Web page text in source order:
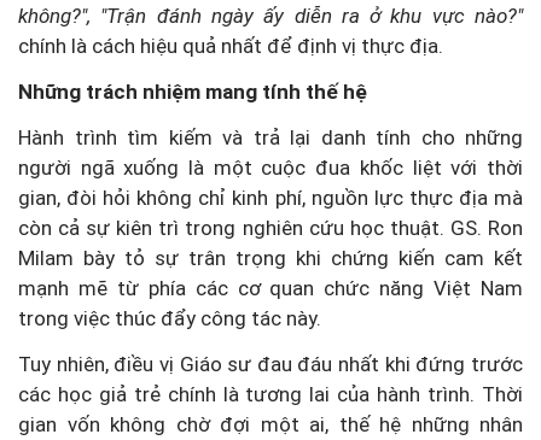
không?", "Trận đánh ngày ấy diễn ra ở khu vực nào?"
chính là cách hiệu quả nhất để định vị thực địa.
Những trách nhiệm mang tính thế hệ
Hành trình tìm kiếm và trả lại danh tính cho những
người ngã xuống là một cuộc đua khốc liệt với thời
gian, đòi hỏi không chỉ kinh phí, nguồn lực thực địa mà
còn cả sự kiên trì trong nghiên cứu học thuật. GS. Ron
Milam bày tỏ sự trân trọng khi chứng kiến cam kết
mạnh mẽ từ phía các cơ quan chức năng Việt Nam
trong việc thúc đẩy công tác này.
Tuy nhiên, điều vị Giáo sư đau đáu nhất khi đứng trước
các học giả trẻ chính là tương lai của hành trình. Thời
gian vốn không chờ đợi một ai, thế hệ những nhân